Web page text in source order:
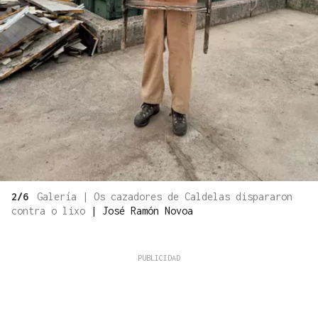
2/6
Galería | Os cazadores de Caldelas dispararon
contra o lixo
| José Ramón Novoa